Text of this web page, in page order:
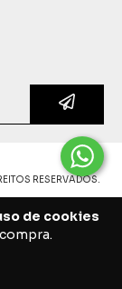
de cookies
RESERVADOS.